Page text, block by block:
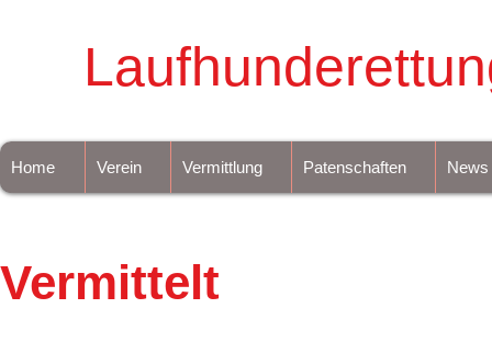
Home Verein Vermittlung Patenschaften News
Vermittelt